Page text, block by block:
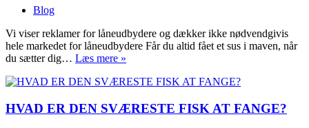
Blog
Vi viser reklamer for låneudbydere og dækker ikke nødvendgivis
hele markedet for låneudbydere Får du altid fået et sus i maven, når
du sætter dig… Læs mere »
til
egen
HVAD ER DEN SVÆRESTE FISK AT FANGE?